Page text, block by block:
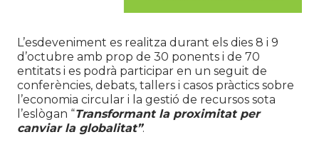
L’esdeveniment es realitza durant els dies 8 i 9
d’octubre amb prop de 30 ponents i de 70
entitats i es podrà participar en un seguit de
conferències, debats, tallers i casos pràctics sobre
l’economia circular i la gestió de recursos sota
l’eslògan “Transformant la proximitat per
canviar la globalitat”.